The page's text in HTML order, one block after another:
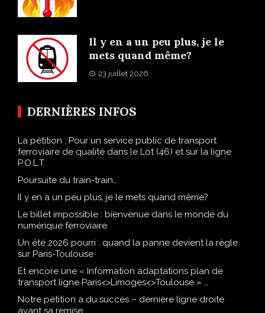
Il y en a un peu plus, je le
mets quand même?
23 juillet 2026
DERNIÈRES INFOS
La pétition : Pour un service public de transport
ferroviaire de qualité dans le Lot (46) et sur la ligne
P.O.L.T
Poursuite du train-train…
Il y en a un peu plus, je le mets quand même?
Le billet impossible : bienvenue dans le monde du
numérique ferroviaire
Un été 2026 pourri : quand la panne devient la règle
sur Paris-Toulouse
Et encore une « Information adaptations plan de
transport ligne Paris<>Limoges<>Toulouse » …
Notre pétition a du succès – dernière ligne droite
avant sa remise